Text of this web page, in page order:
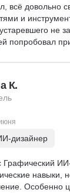
всё довольно
и
не
попробовал
К.
дизайнер
Графический
навыки,
Особенно